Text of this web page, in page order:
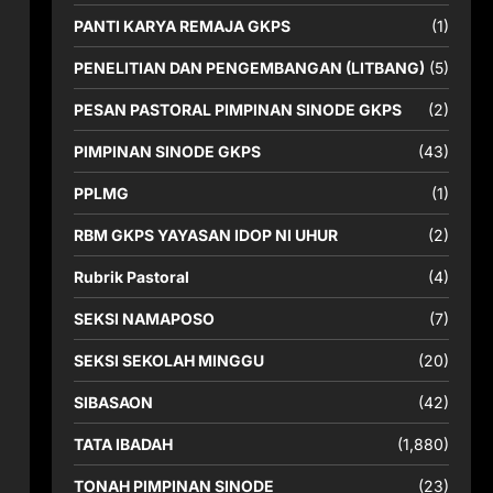
PANTI KARYA REMAJA GKPS (1)
PENELITIAN DAN PENGEMBANGAN (LITBANG) (5)
PESAN PASTORAL PIMPINAN SINODE GKPS (2)
PIMPINAN SINODE GKPS (43)
PPLMG (1)
RBM GKPS YAYASAN IDOP NI UHUR (2)
Rubrik Pastoral (4)
SEKSI NAMAPOSO (7)
SEKSI SEKOLAH MINGGU (20)
SIBASAON (42)
TATA IBADAH (1,880)
TONAH PIMPINAN SINODE (23)